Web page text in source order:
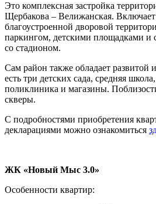
Это комплексная застройка
Щербакова – Велижанская. Включает
благоустроенной дворовой
паркингом, детскими площадками и
со стадионом.
Сам район также обладает развитой
есть три детских сада, средняя
поликлиника и магазины.
скверы.
С подробностями приобретения
декларациями можно ознакомиться
ЖК «Новый Мыс 3.0»
Особенности квартир: